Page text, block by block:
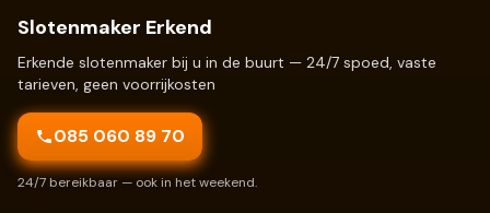
Slotenmaker Erkend
Erkende slotenmaker bij u in de buurt — 24/7 spoed, vaste
tarieven, geen voorrijkosten
085 060 89 70
24/7 bereikbaar — ook in het weekend.